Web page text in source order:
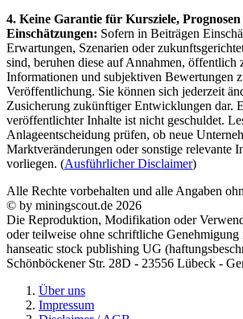
4. Keine Garantie für Kursziele,
Einschätzungen: Sofern in Beiträgen
Erwartungen, Szenarien oder
sind, beruhen diese auf Annahmen, öffentlich
Informationen und subjektiven Bewertungen
Veröffentlichung. Sie können sich jederzeit
Zusicherung zukünftiger Entwicklungen dar.
veröffentlichter Inhalte ist nicht geschuldet.
Anlageentscheidung prüfen, ob neue
Marktveränderungen oder sonstige relevante
vorliegen. (Ausführlicher Disclaimer)
Alle Rechte vorbehalten und alle Angaben
© by miningscout.de 2026
Die Reproduktion, Modifikation oder
oder teilweise ohne schriftliche Genehmigung
hanseatic stock publishing UG
Schönböckener Str. 28D - 23556 Lübeck -
Über uns
Impressum